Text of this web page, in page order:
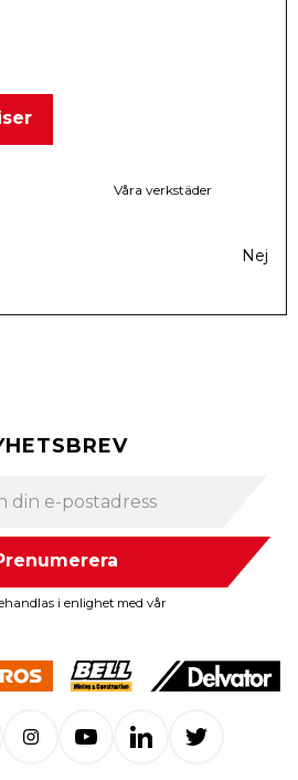
Våra verkstäder
Nej
i enlighet med vår